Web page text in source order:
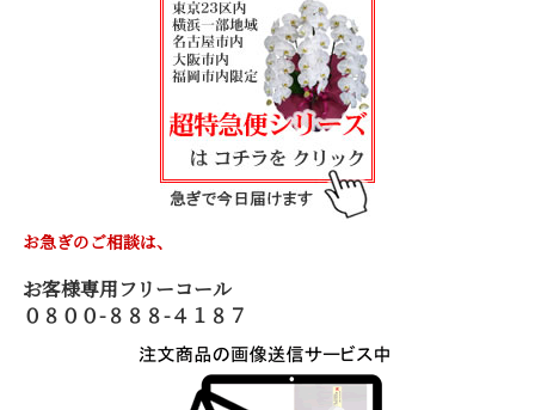
お急ぎのご相談は、
お客様専用フリーコール
０８００-８８８-４１８７